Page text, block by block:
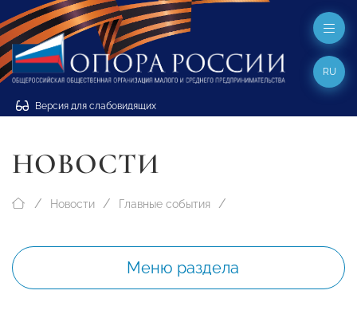
Версия для слабовидящих
RU
НОВОСТИ
Новости Главные события
Меню раздела